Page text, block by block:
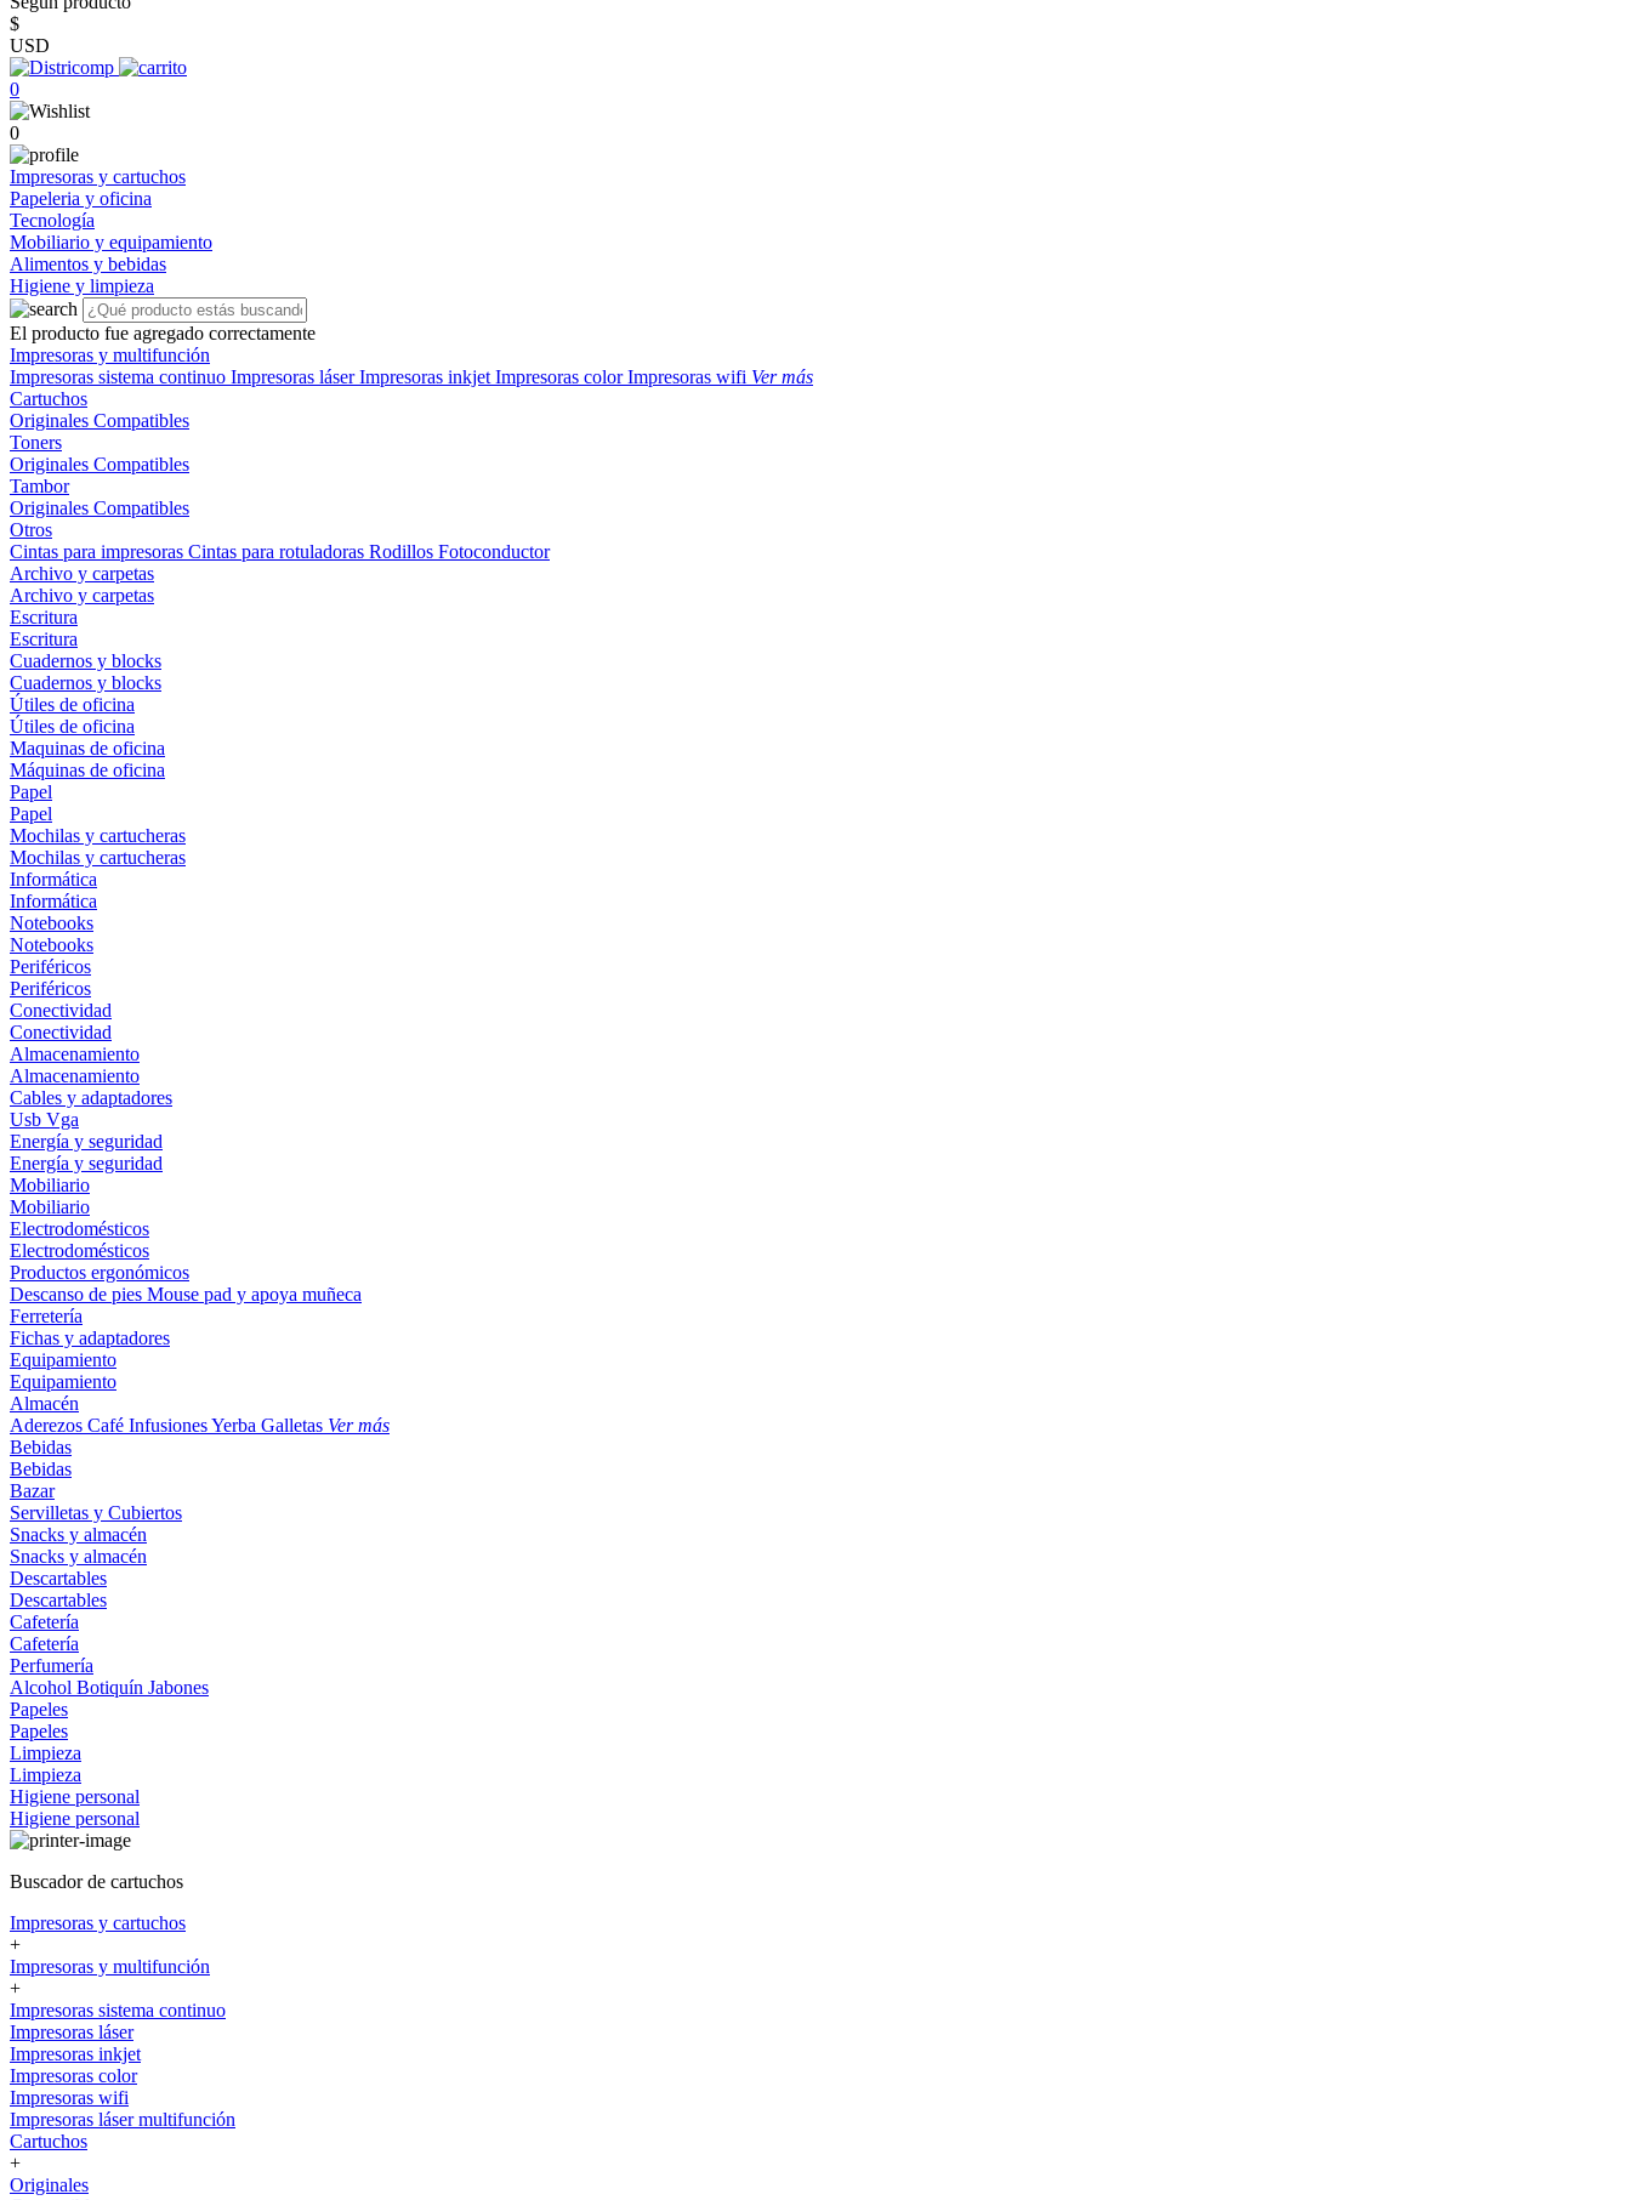
$
USD
0
0
Impresoras y cartuchos
Papeleria y oficina
Tecnología
Mobiliario y equipamiento
Alimentos y bebidas
Higiene y limpieza
El producto fue agregado correctamente
Impresoras y multifunción
Impresoras sistema continuo Impresoras láserImpresoras inkjet Impresoras colorImpresoras wifi Ver más
Cartuchos
Originales Compatibles
Toners
Originales Compatibles
Tambor
Originales Compatibles
Otros
Cintas para impresoras Cintas para rotuladoras Rodillos Fotoconductor
Archivo y carpetas
Archivo y carpetas
Escritura
Escritura
Cuadernos y blocks
Cuadernos y blocks
Útiles de oficina
Útiles de oficina
Maquinas de oficina
Máquinas de oficina
Papel
Papel
Mochilas y cartucheras
Mochilas y cartucheras
Informática
Informática
Notebooks
Notebooks
Periféricos
Periféricos
Conectividad
Conectividad
Almacenamiento
Almacenamiento
Cables y adaptadores
Usb Vga
Energía y seguridad
Energía y seguridad
Mobiliario
Mobiliario
Electrodomésticos
Electrodomésticos
Productos ergonómicos
Descanso de pies Mouse pad y apoya muñeca
Ferretería
Fichas y adaptadores
Equipamiento
Equipamiento
Almacén
Aderezos Café InfusionesYerba Galletas Ver más
Bebidas
Bebidas
Bazar
Servilletas y Cubiertos
Snacks y almacén
Snacks y almacén
Descartables
Descartables
Cafetería
Cafetería
Perfumería
Alcohol Botiquín Jabones
Papeles
Papeles
Limpieza
Limpieza
Higiene personal
Higiene personal
Buscador de cartuchos
Impresoras y cartuchos
+
Impresoras y multifunción
+
Impresoras sistema continuo
Impresoras láser
Impresoras inkjet
Impresoras color
Impresoras wifi
Impresoras láser multifunción
Cartuchos
+
Originales